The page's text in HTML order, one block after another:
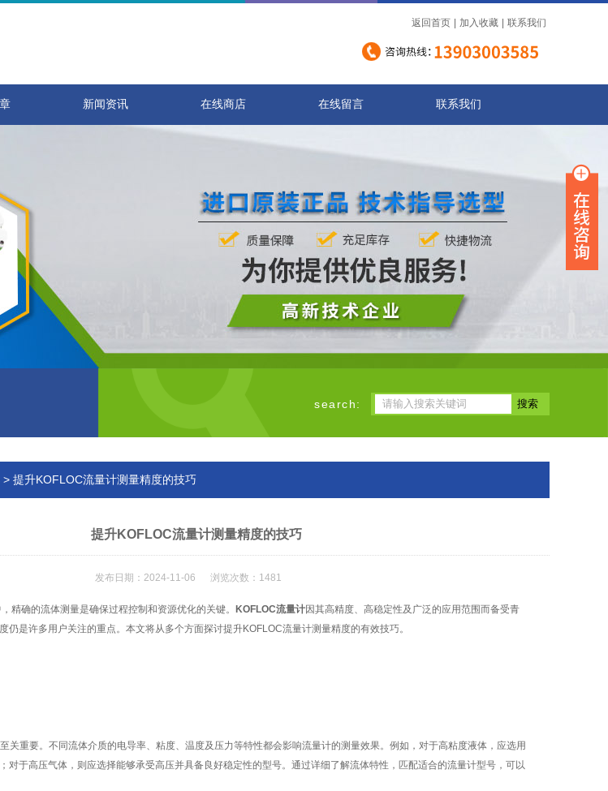
返回首页 加入收藏 联系我们
新闻资讯 在线商店 在线留言 联系我们
search:
> 提升KOFLOC流量计测量精度的技巧
提升KOFLOC流量计测量精度的技巧
发布日期：2024-11-06 浏览次数：1481
确的流体测量是确保过程控制和资源优化的关键。 KOFLOC流量计因其高精度、高稳定性及广泛的应用范围而备受青
仍是许多用户关注的重点。本文将从多个方面探讨提升KOFLOC流量计测量精度的有效技巧。
重要。不同流体介质的电导率、粘度、温度及压力等特性都会影响流量计的测量效果。例如，对于高粘度液体，应选用
对于高压气体，则应选择能够承受高压并具备良好稳定性的型号。通过详细了解流体特性，匹配适合的流量计型号，可以